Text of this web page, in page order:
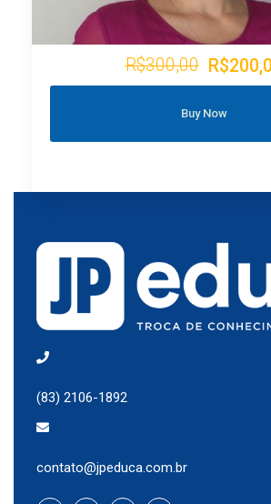
R$300,00
Buy Now
(83) 2106-1892
contato@jpeduca.com.br